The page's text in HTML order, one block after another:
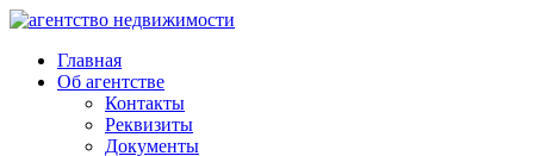
Главная
Об агентстве
Контакты
Реквизиты
Документы